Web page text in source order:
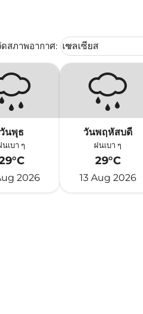
สภาพอากาศ: Weather unit
เซลเซียส
keyboard_arrow_down
วันพุธ
นเบา ๆ
2026
วันพฤหัสบดี
ฝนเบา ๆ
29°C
13 Aug 2026